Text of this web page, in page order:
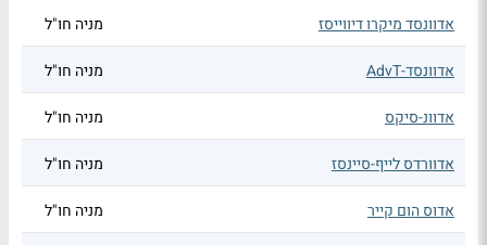
אדוונסד מיקרו דיווייסז מניה חו"ל
אדוונסד-AdvT מניה חו"ל
אדוונ-סיקס מניה חו"ל
אדוורדס לייף-סיינסז מניה חו"ל
אדוס הום קייר מניה חו"ל